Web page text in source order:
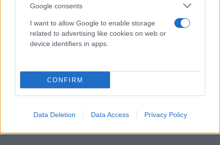
Google consents
I want to allow Google to enable storage
related to advertising like cookies on web or
device identifiers in apps.
CONFIRM
Data Deletion Data Access Privacy Policy
Σε επιφυλακή ο κρατικός μηχανισμός για
νέο κύμα ισχυρών ανέμων - Συνεδρίασε η